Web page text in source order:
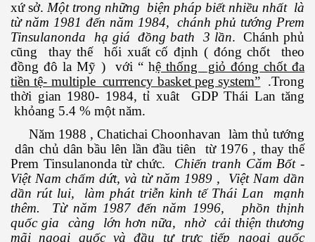
xứ sở. Một trong những biện pháp biết nhiều nhất là
từ năm 1981 đến năm 1984, chánh phủ tướng Prem
Tinsulanonda hạ giá đồng bath 3 lần. Chánh phủ
cũng thay thế hối xuất cố định ( đóng chốt theo
đồng đô la Mỹ ) với “ hệ thống giỏ đóng chốt đa
tiền tệ- multiple currrency basket peg system” .Trong
thời gian 1980- 1984, tỉ xuât GDP Thái Lan tăng
khỏang 5.4 % một năm.
Năm 1988 , Chatichai Choonhavan làm thủ tướng
dân chủ dân bầu lên lần đầu tiên từ 1976 , thay thế
Prem Tinsulanonda từ chức.
Chiến tranh Căm Bốt -
Việt Nam chấm dứt, và từ năm 1989 , Việt Nam dần
dần rút lui, làm phát triễn kinh tế Thái Lan mạnh
thêm. Từ năm 1987 đến năm 1996, phồn thịnh
quốc gia càng lớn hơn nữa, nhờ cải thiện thương
mãi ngọai quốc và đầu tư trực tiếp ngọai quốc
làm gì?
ngọt
ở Hoa Kỳ năm 2015